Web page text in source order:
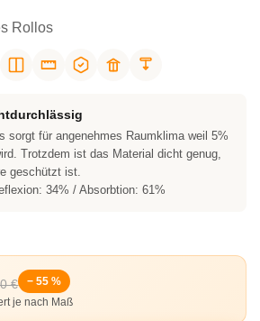
Rollos
sorgt für angenehmes Raumklima weil 5%
Trotzdem ist das Material dicht genug,
geschützt ist.
34% / Absorbtion: 61%
€
− 55 %
je nach Maß